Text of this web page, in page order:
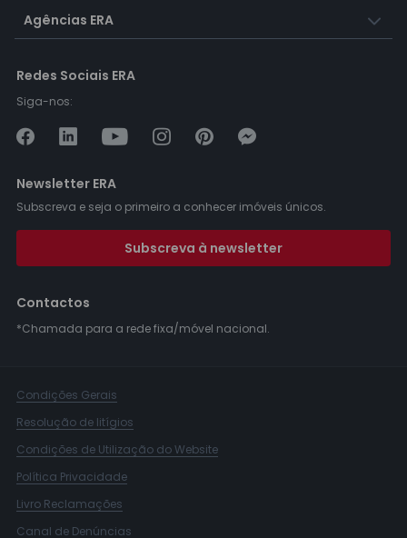
Agências ERA
Redes Sociais ERA
Siga-nos:
Newsletter ERA
Subscreva e seja o primeiro a conhecer imóveis únicos.
Subscreva à newsletter
Contactos
*Chamada para a rede fixa/móvel nacional.
Condições Gerais
Resolução de litígios
Condições de Utilização do Website
Política Privacidade
Livro Reclamações
Canal de Denúncias